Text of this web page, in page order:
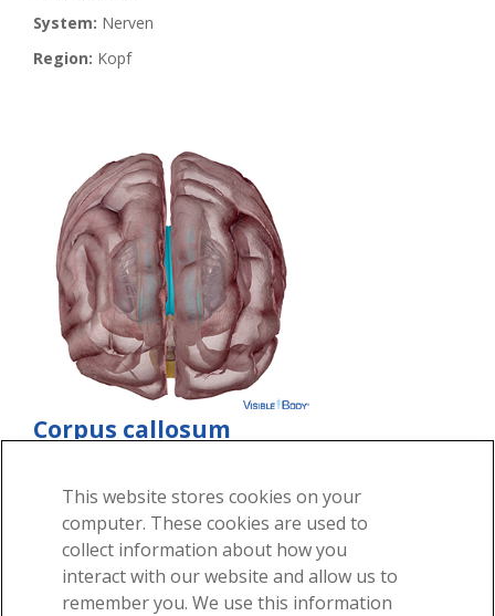
System: Nerven
Region: Kopf
Corpus callosum
Das Corpus callosum (r, l), ein zentrales weißes
Faserbündel, das die Mittellinie des Gehirns kreuzt und die
entsprechenden Areale grauer Substanz in beiden
Großhirnhemisphären miteinander verbindet, ermöglicht die
Kommunikation zwischen den beiden Hälften des Gehirns
und die funktionelle Integration.
This website stores cookies on your
computer. These cookies are used to
collect information about how you
interact with our website and allow us to
remember you. We use this information